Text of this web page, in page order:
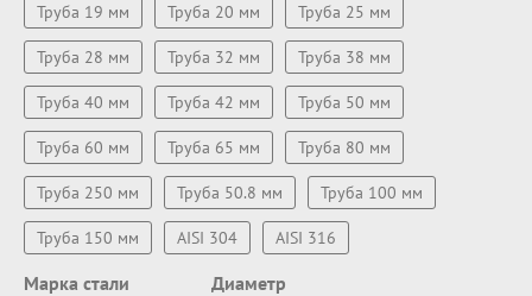
Труба 19 мм Труба 20 мм Труба 25 мм
Труба 28 мм Труба 32 мм Труба 38 мм
Труба 40 мм Труба 42 мм Труба 50 мм
Труба 60 мм Труба 65 мм Труба 80 мм
Труба 250 мм Труба 50.8 мм Труба 100 мм
Труба 150 мм AISI 304 AISI 316
Марка стали Диаметр